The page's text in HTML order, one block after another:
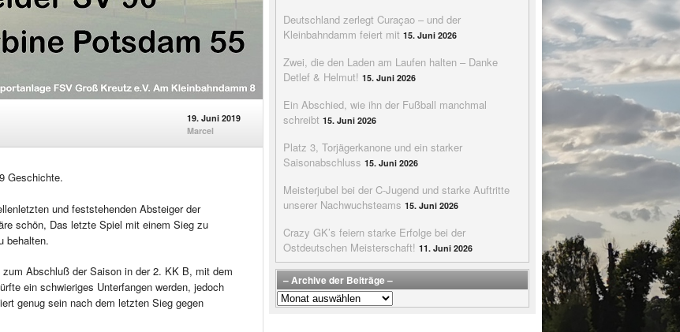
19. Juni 2019
Marcel
Geschichte.
und feststehenden Absteiger der
schön, Das letzte Spiel mit einem Sieg zu
behalten.
Abschluß der Saison in der 2. KK B, mit dem
ein schwieriges Unterfangen werden, jedoch
genug sein nach dem letzten Sieg gegen
Deutschland zerlegt Curaçao – und der
Kleinbahndamm feiert mit 15. Juni 2026
Zwei, die den Laden am Laufen halten – Danke
Detlef & Helmut! 15. Juni 2026
Ein Abschied, wie ihn der Fußball manchmal
schreibt 15. Juni 2026
Platz 3, Torjägerkanone und ein starker
Saisonabschluss 15. Juni 2026
Meisterjubel bei der C-Jugend und starke Auftritte
unserer Nachwuchsteams 15. Juni 2026
Crazy GK’s feiern starke Erfolge bei der
Ostdeutschen Meisterschaft! 11. Juni 2026
– Archive der Beiträge –
–
Archive